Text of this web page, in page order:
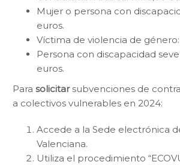
Mujer o persona con
euros.
Víctima de violencia de género:
Persona con discapacidad
euros.
Para solicitar subvenciones de
a colectivos vulnerables en 2024:
Accede a la Sede electrónica
Valenciana.
Utiliza el procedimiento